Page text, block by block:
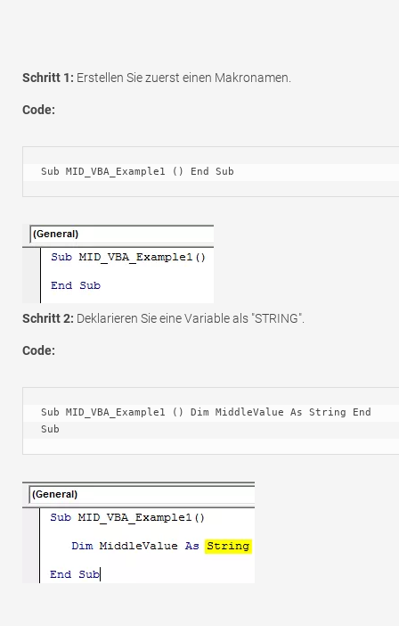
Schritt 1: Erstellen Sie zuerst einen Makronamen.
Code:
Sub MID_VBA_Example1 () End Sub
Schritt 2: Deklarieren Sie eine Variable als "STRING".
Code:
Sub MID_VBA_Example1 () Dim MiddleValue As String End
Sub